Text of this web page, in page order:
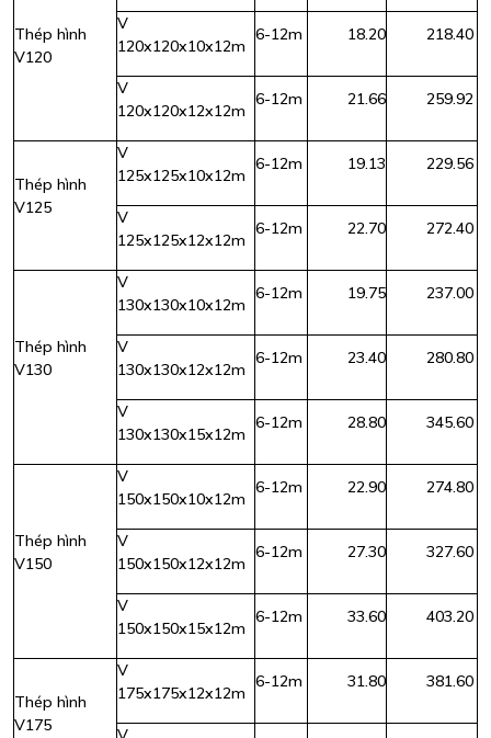
Thép hình
V120
V
120x120x10x12m
6-12m 18.20 218.40
V
120x120x12x12m
6-12m 21.66 259.92
Thép hình
V125
V
125x125x10x12m
6-12m 19.13 229.56
V
125x125x12x12m
6-12m 22.70 272.40
Thép hình
V130
V
130x130x10x12m
6-12m 19.75 237.00
V
130x130x12x12m
6-12m 23.40 280.80
V
130x130x15x12m
6-12m 28.80 345.60
Thép hình
V150
V
150x150x10x12m
6-12m 22.90 274.80
V
150x150x12x12m
6-12m 27.30 327.60
V
150x150x15x12m
6-12m 33.60 403.20
Thép hình
V175
V
175x175x12x12m
6-12m 31.80 381.60